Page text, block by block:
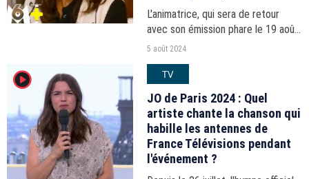
L'animatrice, qui sera de retour
avec son émission phare le 19 août
prochain, s'est confiée sur l'aspect
M6.
5 août 2024
player2 TV
JO de Paris 2024 : Quel
artiste chante la chanson qui
habille les antennes de
France Télévisions pendant
l'événement ?